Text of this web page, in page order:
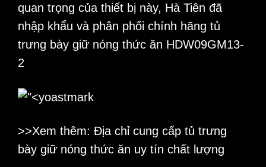
quan trọng của thiết bị này, Hà Tiên đã
nhập khẩu và phân phối chính hãng tủ
trưng bày giữ nóng thức ăn HDW09GM13-
2
>>Xem thêm: Địa chỉ cung cấp tủ trưng
bày giữ nóng thức ăn uy tín chất lượng